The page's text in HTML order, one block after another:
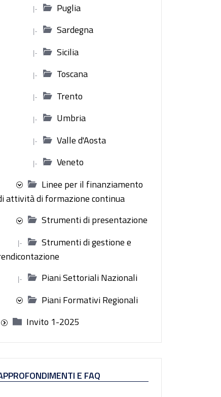
|- Puglia
|- Sardegna
|- Sicilia
|- Toscana
|- Trento
|- Umbria
|- Valle d'Aosta
|-
Veneto
Linee per il finanziamento
attività di formazione continua
Strumenti di presentazione
|-
Strumenti di gestione e
|-
Piani Settoriali Nazionali
Piani Formativi Regionali
Invito 1-2025
E FAQ